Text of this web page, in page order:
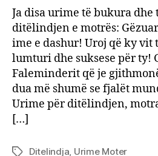
Ja disa urime të bukura dhe
ditëlindjen e motrës:
ime e dashur! Uroj që ky vit
lumturi dhe suksese për ty!
Faleminderit që je
dua më shumë se fjalët
Urime për ditëlindjen,
[…]
TagsDitelindja, Urime Moter